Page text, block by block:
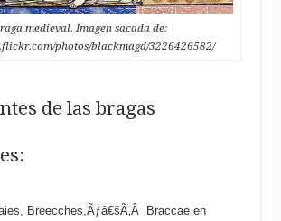
medieval. Imagen sacada de:
photos/blackmagd/3226426582/
de las bragas
Breecches,Ãƒâ€šÃ‚Â Braccae en